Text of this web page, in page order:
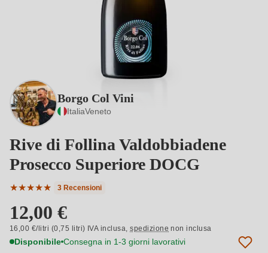
Borgo Col Vini
ItaliaVeneto
Rive di Follina Valdobbiadene
Prosecco Superiore DOCG
★★★★★
Valutazione media di 5 su 5 stelle
3 Recensioni
12,00 €
16,00 €/litri (0,75 litri) IVA inclusa,spedizione non inclusa
Disponibile Consegna in 1-3 giorni lavorativi